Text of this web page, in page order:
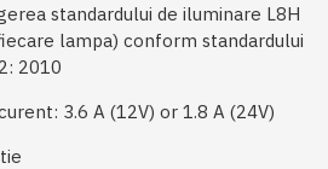
standardului de iluminare L8H
lampa) conform standardului
2010
3.6 A (12V) or 1.8 A (24V)